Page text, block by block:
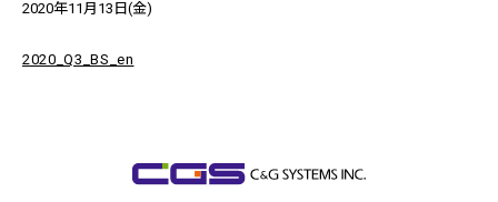
2020年11月13日(金)
2020_Q3_BS_en